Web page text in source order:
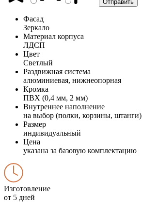
Фасад
Зеркало
Материал корпуса
ЛДСП
Цвет
Светлый
Раздвижная система
алюминиевая, нижнеопорная
Кромка
ПВХ (0,4 мм, 2 мм)
Внутреннее наполнение
на выбор (полки, корзины, штанги)
Размер
индивидуальный
Цена
указана за базовую комплектацию
Изготовление
от 5 дней